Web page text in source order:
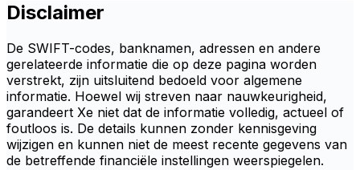
Disclaimer
De SWIFT-codes, banknamen, adressen en andere
gerelateerde informatie die op deze pagina worden
verstrekt, zijn uitsluitend bedoeld voor algemene
informatie. Hoewel wij streven naar nauwkeurigheid,
garandeert Xe niet dat de informatie volledig, actueel of
foutloos is. De details kunnen zonder kennisgeving
wijzigen en kunnen niet de meest recente gegevens van
de betreffende financiële instellingen weerspiegelen.